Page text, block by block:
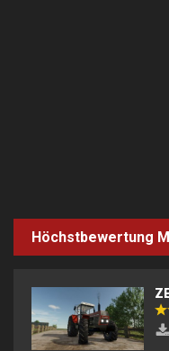
Höchstbewertung